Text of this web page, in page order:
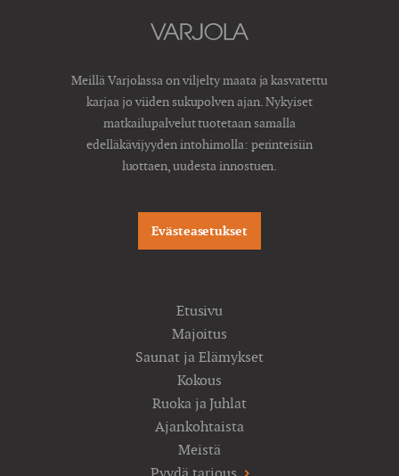
Meillä Varjolassa on viljelty maata ja kasvatettu
karjaa jo viiden sukupolven ajan. Nykyiset
matkailupalvelut tuotetaan samalla
edelläkävijyyden intohimolla: perinteisiin
luottaen, uudesta innostuen.
Evästeasetukset
Etusivu
Majoitus
Saunat ja Elämykset
Kokous
Ruoka ja Juhlat
Ajankohtaista
Meistä